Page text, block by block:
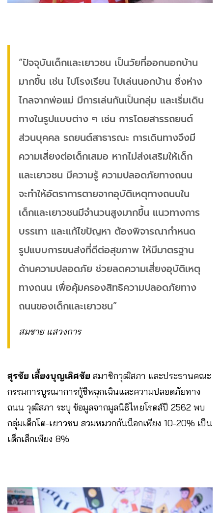
“ปัจจุบันเด็กและเยาวชน เป็นวัยที่ออกนอกบ้าน
มากขึ้น เช่น ไปโรงเรียน ไปเล่นนอกบ้าน ซึ่งห่าง
ไกลจากพ่อแม่ มีการเล่นกันเป็นกลุ่ม และเริ่มเดิน
ทางในรูปแบบต่าง ๆ เช่น การโดยสารรถยนต์
ส่วนบุคคล รถยนต์สาธารณะ การเดินทางจึงมี
ความเสี่ยงต่อเด็กเสมอ หากไม่ส่งเสริมให้เด็ก
และเยาวชน มีความรู้ ความปลอดภัยทางถนน
จะทำให้อัตราการตายจากอุบัติเหตุทางถนนใน
เด็กและเยาวชนมีจำนวนสูงมากขึ้น แนวทางการ
บรรเทา และแก้ไขปัญหา ต้องพิจารณากำหนด
รูปแบบการขนส่งที่ดีต่อสุขภาพ ให้มีมาตรฐาน
ด้านความปลอดภัย ช่วยลดความเสี่ยงอุบัติเหตุ
ทางถนน เพื่อคุ้มครองสิทธิความปลอดภัยทาง
ถนนของเด็กและเยาวชน”
สมชาย แสวงการ
สุรชัย เลี้ยงบุญเลิศชัย สมาชิกวุฒิสภา และประธานคณะ
กรรมการบูรณาการกู้ชีพฉุกเฉินและความปลอดภัยทาง
ถนน วุฒิสภา ระบุ ข้อมูลจากมูลนิธิไทยโรดส์ปี 2562 พบ
กลุ่มเด็กโต-เยาวชน สวมหมวกกันน็อกเพียง 10-20% เป็น
เด็กเล็กเพียง 8%